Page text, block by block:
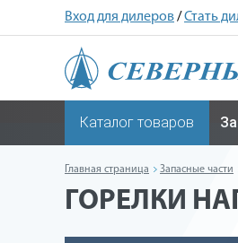
Вход для дилеров/Стать
Каталог товаров
Главная страница Запасные части
ГОРЕЛКИ